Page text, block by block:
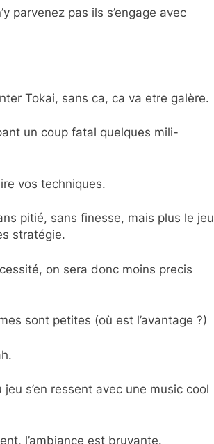
parvenez pas ils s’engage avec
Tokai, sans ca, ca va etre galère.
un coup fatal quelques mili-
vos techniques.
pitié, sans finesse, mais plus le jeu
stratégie.
on sera donc moins precis
sont petites (où est l’avantage ?)
s’en ressent avec une music cool
l’ambiance est bruyante.